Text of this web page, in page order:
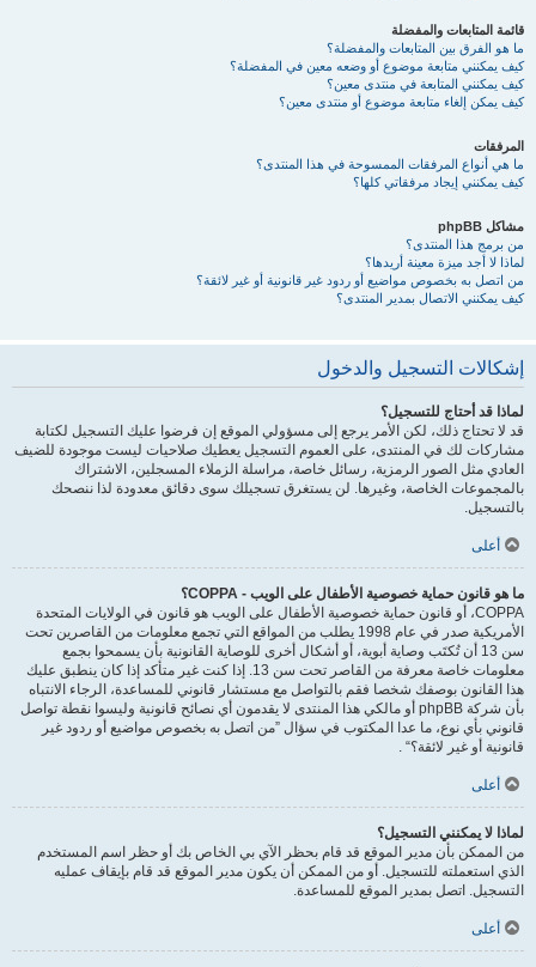
قائمة المتابعات والمفضلة
ما هو الفرق بين المتابعات والمفضلة؟
كيف يمكنني متابعة موضوع أو وضعه معين في المفضلة؟
كيف يمكنني المتابعة في منتدى معين؟
كيف يمكن إلغاء متابعة موضوع أو منتدى معين؟
المرفقات
ما هي أنواع المرفقات الممسوحة في هذا المنتدى؟
كيف يمكنني إيجاد مرفقاتي كلها؟
مشاكل phpBB
من برمج هذا المنتدى؟
لماذا لا أجد ميزة معينة أريدها؟
من اتصل به بخصوص مواضيع أو ردود غير قانونية أو غير لائقة؟
كيف يمكنني الاتصال بمدير المنتدى؟
إشكالات التسجيل والدخول
لماذا قد أحتاج للتسجيل؟
قد لا تحتاج ذلك، لكن الأمر يرجع إلى مسؤولي الموقع إن فرضوا عليك التسجيل لكتابة
مشاركات لك في المنتدى، على العموم التسجيل يعطيك صلاحيات ليست موجودة للضيف
العادي مثل الصور الرمزية، رسائل خاصة، مراسلة الزملاء المسجلين، الاشتراك
بالمجموعات الخاصة، وغيرها. لن يستغرق تسجيلك سوى دقائق معدودة لذا ننصحك
بالتسجيل.
أعلى
ما هو قانون حماية خصوصية الأطفال على الويب - COPPA؟
COPPA، أو قانون حماية خصوصية الأطفال على الويب هو قانون في الولايات المتحدة
الأمريكية صدر في عام 1998 يطلب من المواقع التي تجمع معلومات من القاصرين تحت
سن 13 أن تُكتَب وصاية أبوية، أو أشكال أخرى للوصاية القانونية بأن يسمحوا بجمع
معلومات خاصة معرفة من القاصر تحت سن 13. إذا كنت غير متأكد إذا كان ينطبق عليك
هذا القانون بوصفك شخصا فقم بالتواصل مع مستشار قانوني للمساعدة، الرجاء الانتباه
بأن شركة phpBB أو مالكي هذا المنتدى لا يقدمون أي نصائح قانونية وليسوا نقطة تواصل
قانوني بأي نوع، ما عدا المكتوب في سؤال ”من اتصل به بخصوص مواضيع أو ردود غير
قانونية أو غير لائقة؟“ .
أعلى
لماذا لا يمكنني التسجيل؟
من الممكن بأن مدير الموقع قد قام بحظر الآي بي الخاص بك أو حظر اسم المستخدم
الذي استعملته للتسجيل. أو من الممكن أن يكون مدير الموقع قد قام بإيقاف عمليه
التسجيل. اتصل بمدير الموقع للمساعدة.
أعلى